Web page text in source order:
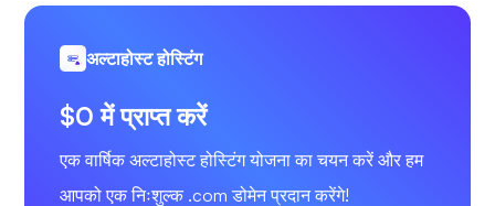
अल्टाहोस्ट होस्टिंग
$0 में प्राप्त करें
एक वार्षिक अल्टाहोस्ट होस्टिंग योजना का चयन करें और हम
आपको एक निःशुल्क .com डोमेन प्रदान करेंगे!